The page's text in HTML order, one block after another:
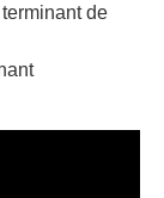
terminant de